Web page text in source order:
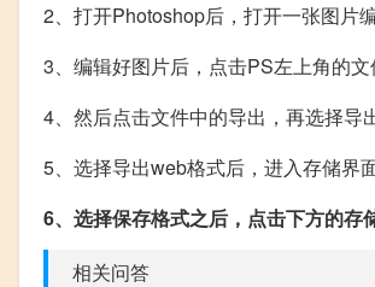
2、打开Photoshop后，打开一张图片编
3、编辑好图片后，点击PS左上角的文
4、然后点击文件中的导出，再选择导
5、选择导出web格式后，进入存储界
6、选择保存格式之后，点击下方的存
相关问答